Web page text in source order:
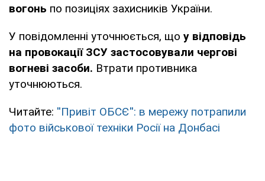
вогонь по позиціях захисників України.
У повідомленні уточнюється, що у відповідь
на провокації ЗСУ застосовували чергові
вогневі засоби. Втрати противника
уточнюються.
Читайте: ''Привіт ОБСЄ'': в мережу потрапили
фото військової техніки Росії на Донбасі